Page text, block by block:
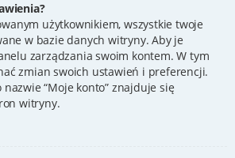
użytkownikiem, wszystkie twoje
w bazie danych witryny. Aby je
zarządzania swoim kontem. W tym
zmian swoich ustawień i preferencji.
“Moje konto” znajduje się
witryny.